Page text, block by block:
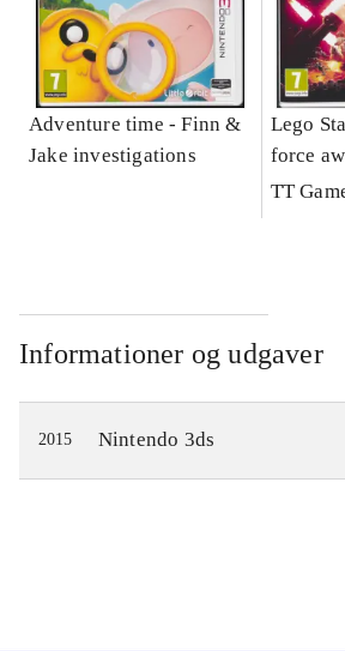
Adventure time - Finn &
Jake investigations
Lego
force
TT
Informationer og udgaver
2015 Nintendo 3ds